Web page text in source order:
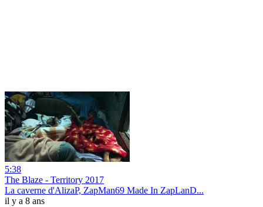
5:38
The Blaze - Territory 2017
La caverne d'AlizaP, ZapMan69 Made In ZapLanD...
il y a 8 ans